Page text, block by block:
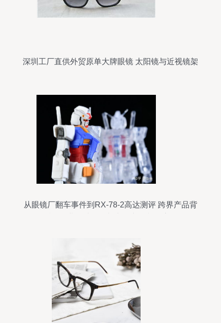
深圳工厂直供外贸原单大牌眼镜 太阳镜与近视镜架
从眼镜厂翻车事件到RX-78-2高达测评 跨界产品背